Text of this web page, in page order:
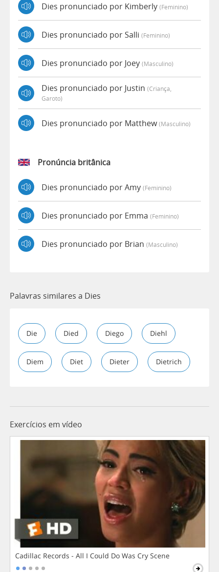
Dies pronunciado por Kimberly (feminino)
Dies pronunciado por Salli (feminino)
Dies pronunciado por Joey (masculino)
Dies pronunciado por Justin (criança,
Garoto)
Dies pronunciado por Matthew(masculino)
Pronúncia britânica
Dies pronunciado por Amy (feminino)
Dies pronunciado por Emma (feminino)
Dies pronunciado por Brian (masculino)
Palavras similares a Dies
Die Died Diego Diehl
Diem Diet Dieter Dietrich
Exercícios em vídeo
Cadillac Records - All I Could Do Was Cry Scene